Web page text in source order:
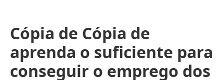
Cópia de Cópia de
aprenda o suficiente para
conseguir o emprego dos